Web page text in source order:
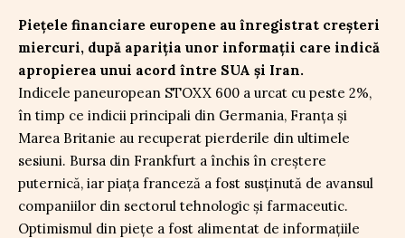
Piețele financiare europene au înregistrat creșteri
miercuri, după apariția unor informații care indică
apropierea unui acord între SUA și Iran.
Indicele paneuropean STOXX 600 a urcat cu peste 2%,
în timp ce indicii principali din Germania, Franța și
Marea Britanie au recuperat pierderile din ultimele
sesiuni. Bursa din Frankfurt a închis în creștere
puternică, iar piața franceză a fost susținută de avansul
companiilor din sectorul tehnologic și farmaceutic.
Optimismul din piețe a fost alimentat de informațiile